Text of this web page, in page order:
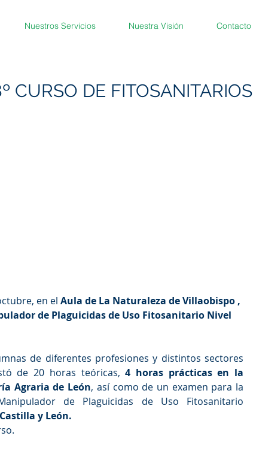
Nuestros Servicios Nuestra Visión Contacto
CURSO DE FITOSANITARIOS
en el Aula de La Naturaleza de Villaobispo ,
de Plaguicidas de Uso Fitosanitario Nivel
de diferentes profesiones y distintos sectores
de 20 horas teóricas, 4 horas prácticas en la
Agraria de León, así como de un examen para la
y León.